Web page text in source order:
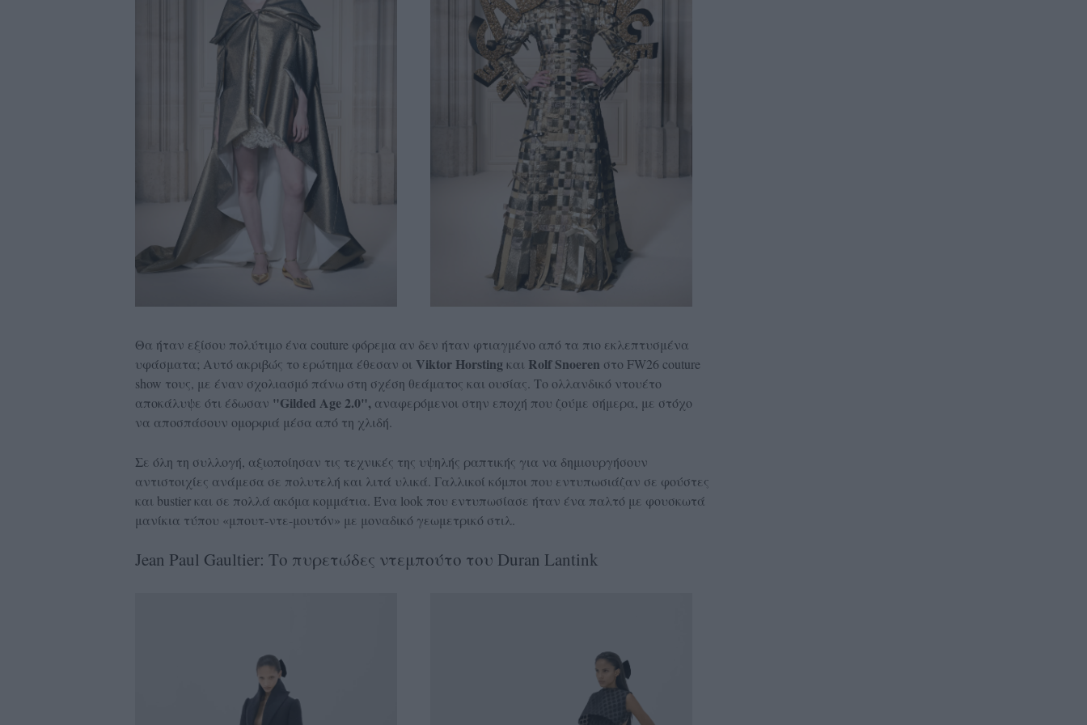
Θα ήταν εξίσου πολύτιμο ένα couture φόρεμα αν δεν ήταν φτιαγμένο από τα πιο εκλεπτυσμένα
υφάσματα; Αυτό ακριβώς το ερώτημα έθεσαν οι Viktor Horstingκαι Rolf Snoeren στο FW26 couture
show τους, με έναν σχολιασμό πάνω στη σχέση θεάματος και ουσίας. Το ολλανδικό ντουέτο
αποκάλυψε ότι έδωσαν "Gilded Age 2.0", αναφερόμενοι στην εποχή που ζούμε σήμερα, με στόχο
να αποσπάσουν ομορφιά μέσα από τη χλιδή.
Σε όλη τη συλλογή, αξιοποίησαν τις τεχνικές της υψηλής ραπτικής για να δημιουργήσουν
αντιστοιχίες ανάμεσα σε πολυτελή και λιτά υλικά. Γαλλικοί κόμποι που εντυπωσιάζαν σε φούστες
και bustier και σε πολλά ακόμα κομμάτια. Ένα look που εντυπωσίασε ήταν ένα παλτό με φουσκωτά
μανίκια τύπου «μπουτ-ντε-μουτόν» με μοναδικό γεωμετρικό στιλ.
Jean Paul Gaultier: Το πυρετώδες ντεμπούτο του Duran Lantink